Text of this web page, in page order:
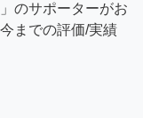
のサポーターがお
までの評価/実績